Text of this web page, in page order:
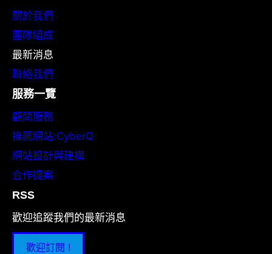
關於我們
團隊組成
最新消息
聯絡我們
服務一覽
顧問服務
推薦網站:CyberQ
網站設計與建構
合作提案
RSS
歡迎追蹤我們的最新消息
歡迎訂閱 !